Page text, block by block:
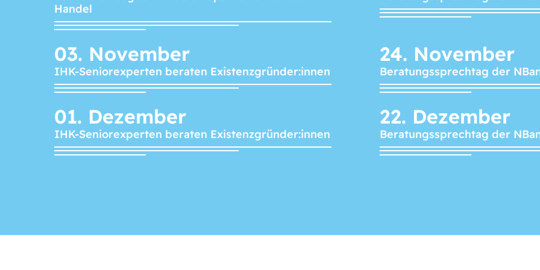
Handel
03. November
IHK-Seniorexperten beraten Existenzgründer:innen
24. November
Beratungssprechtag der
01. Dezember
IHK-Seniorexperten beraten Existenzgründer:innen
22. Dezember
Beratungssprechtag der